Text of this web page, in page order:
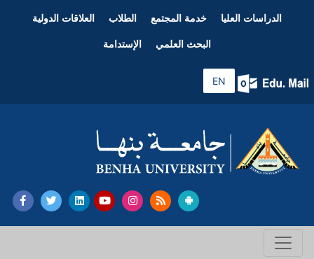
الدراسات العليا خدمة المجتمع الطلاب العلاقات الدولية
البحث العلمي الإستدامة
EN